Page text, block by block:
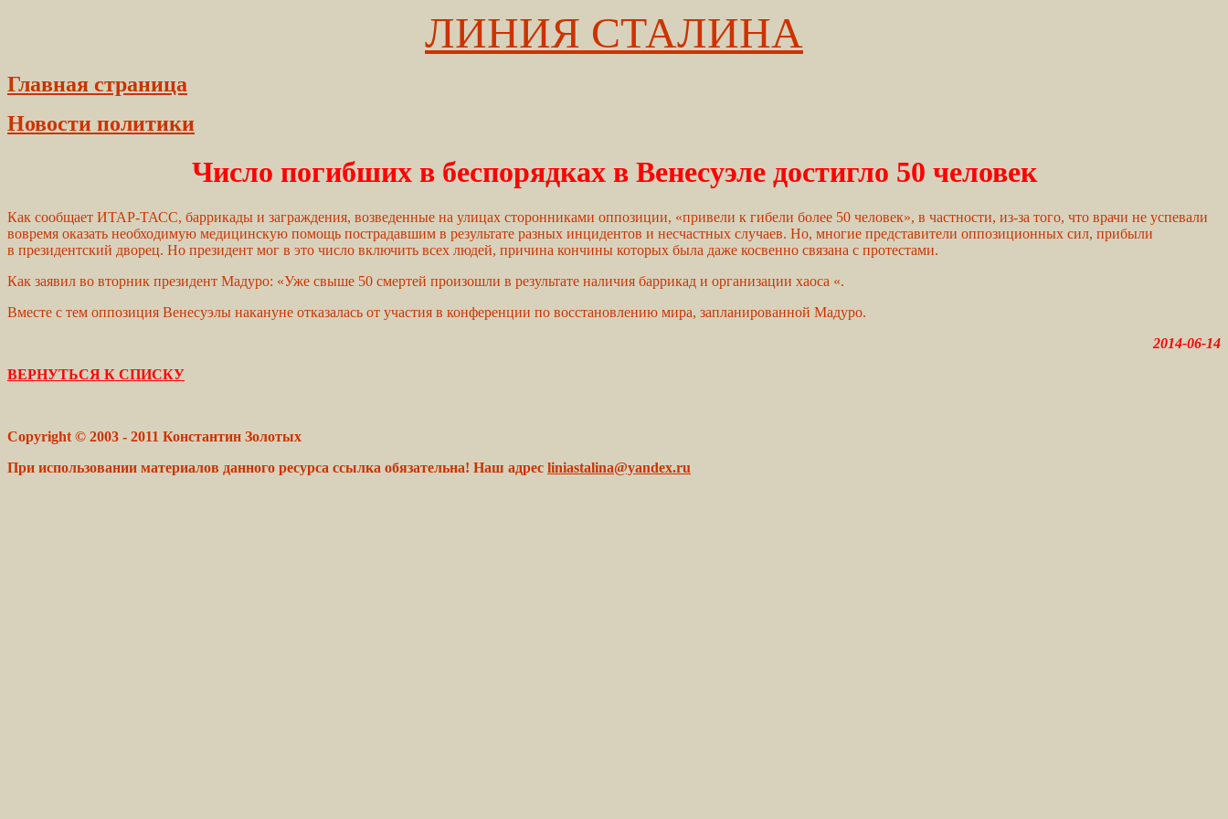
ЛИНИЯ СТАЛИНА
Главная страница
Новости политики
Число погибших в беспорядках в Венесуэле достигло 50 человек
Как сообщает ИТАР-ТАСС, баррикады и заграждения, возведенные на улицах сторонниками оппозиции, «привели к гибели более 50 человек», в частности, из-за того, что врачи не успевали
вовремя оказать необходимую медицинскую помощь пострадавшим в результате разных инцидентов и несчастных случаев. Но, многие представители оппозиционных сил, прибыли
в президентский дворец. Но президент мог в это число включить всех людей, причина кончины которых была даже косвенно связана с протестами.
Как заявил во вторник президент Мадуро: «Уже свыше 50 смертей произошли в результате наличия баррикад и организации хаоса «.
Вместе с тем оппозиция Венесуэлы накануне отказалась от участия в конференции по восстановлению мира, запланированной Мадуро.
2014-06-14
ВЕРНУТЬСЯ К СПИСКУ
Copyright © 2003 - 2011 Константин Золотых
При использовании материалов данного ресурса ссылка обязательна! Наш адрес liniastalina@yandex.ru